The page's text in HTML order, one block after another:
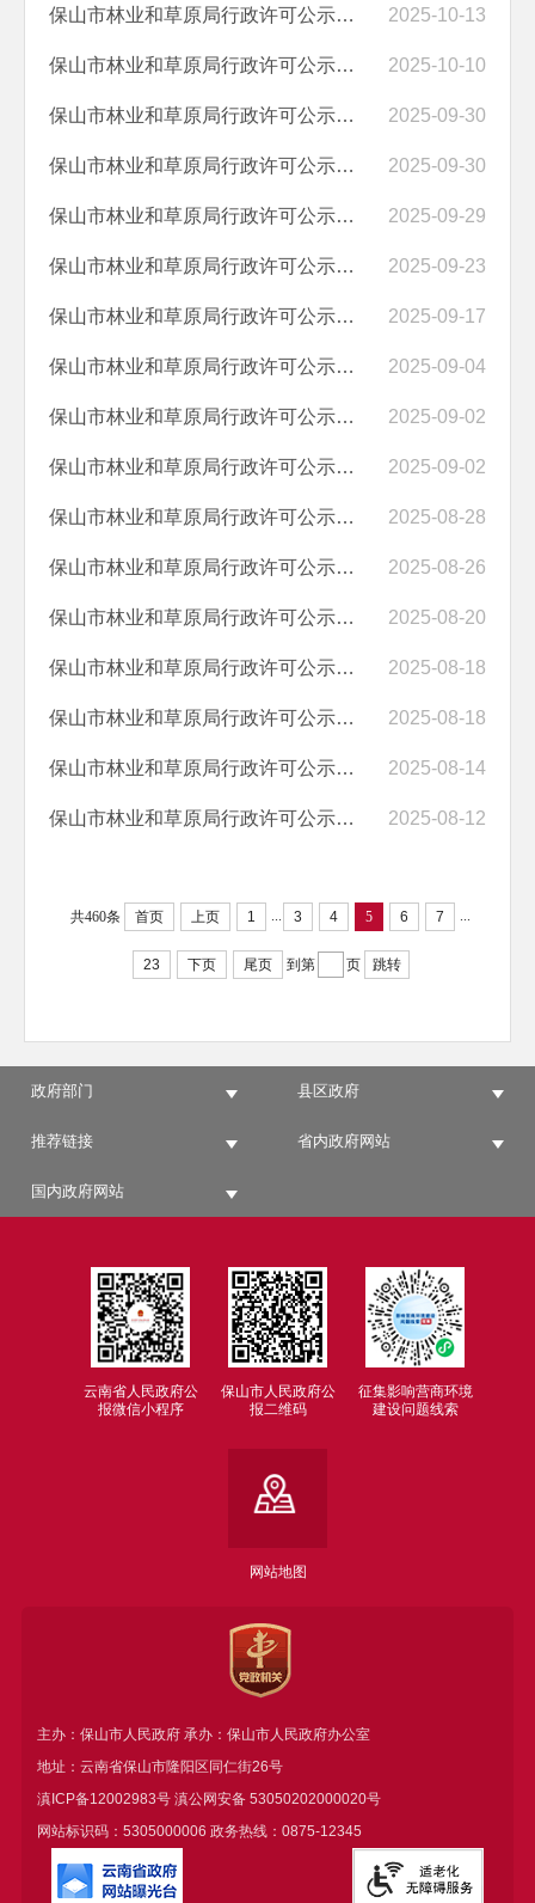
保山市林业和草原局行政许可公示（2025－10.13） 2025-10-13
保山市林业和草原局行政许可公示（2025－10.10） 2025-10-10
保山市林业和草原局行政许可公示（2025－9.30） 2025-09-30
保山市林业和草原局行政许可公示（2025－9.30） 2025-09-30
保山市林业和草原局行政许可公示（2025－9.29） 2025-09-29
保山市林业和草原局行政许可公示（2025－9.23） 2025-09-23
保山市林业和草原局行政许可公示（2025－9.17） 2025-09-17
保山市林业和草原局行政许可公示（2025－9.4） 2025-09-04
保山市林业和草原局行政许可公示（2024－9.2） 2025-09-02
保山市林业和草原局行政许可公示（2025－9.2） 2025-09-02
保山市林业和草原局行政许可公示（2025－8.28） 2025-08-28
保山市林业和草原局行政许可公示（2025－8.26） 2025-08-26
保山市林业和草原局行政许可公示（2025－8.20） 2025-08-20
保山市林业和草原局行政许可公示（2025－8.18） 2025-08-18
保山市林业和草原局行政许可公示（2025－8.18） 2025-08-18
保山市林业和草原局行政许可公示（2025－8.14） 2025-08-14
保山市林业和草原局行政许可公示（2025－8.12） 2025-08-12
共460条 首页 上页 1 ... 3 4 5 6 7 ...
23 下页 尾页 到第 页 跳转
政府部门 县区政府
推荐链接 省内政府网站
国内政府网站
云南省人民政府公
报微信小程序
保山市人民政府公
报二维码
征集影响营商环境
建设问题线索
网站地图
主办：保山市人民政府 承办：保山市人民政府办公室
地址：云南省保山市隆阳区同仁街26号
滇ICP备12002983号滇公网安备 53050202000020号
网站标识码：5305000006 政务热线：0875-12345